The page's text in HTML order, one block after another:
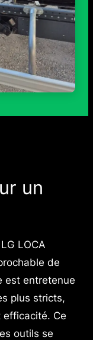
un
LOCA
de
est entretenue
plus stricts,
Ce
outils se